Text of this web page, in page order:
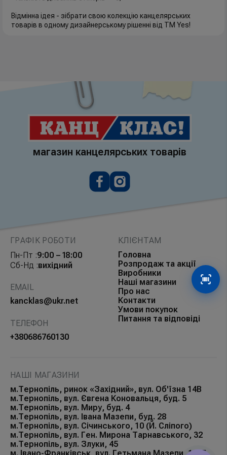
Відмінна ідея - зібрати свою колекцію канцелярських
товарів в одному дизайнерському рішенні від ТМ Yes!
магазин канцелярських товарів
ГРАФІК РОБОТИ
Пн-Пт :9:00 – 18:00
Сб-Нд :вихідний
EMAIL
kancklas@ukr.net
ТЕЛЕФОН
+380686760130
КЛІЄНТАМ
Головна
Розпродаж та акції
Виробники
Наші магазини
Про нас
Контакти
Умови покупок
Питання та відповіді
НАШІ МАГАЗИНИ
м.Тернопіль, ринок «Західний», вул. Об'їзна 14В
м.Тернопіль, вул. Євгена Коновальця, буд. 5
м.Тернопіль, вул. Миру, буд. 4
м.Тернопіль, вул. Івана Мазепи, буд. 28
м.Тернопіль, вул. Січинського, 10 (Й. Сліпого)
м.Тернопіль, вул. Ген. Мирона Тарнавського, 32
м.Тернопіль, вул. Злуки, 45